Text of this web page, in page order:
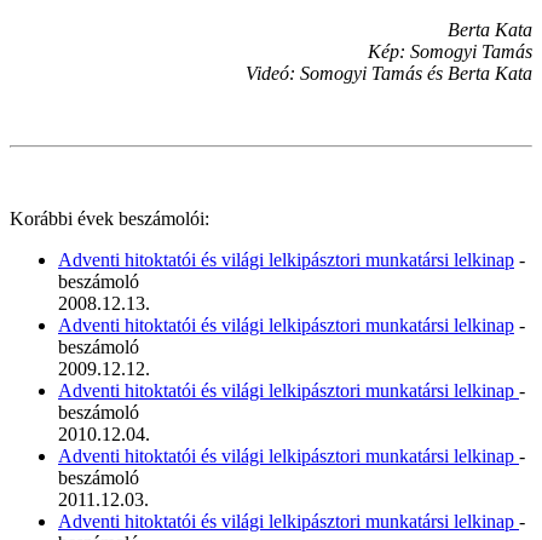
Berta Kata
Kép: Somogyi Tamás
Videó: Somogyi Tamás és Berta Kata
Korábbi évek beszámolói:
Adventi hitoktatói és világi lelkipásztori munkatársi lelkinap -
beszámoló
2008.12.13.
Adventi hitoktatói és világi lelkipásztori munkatársi lelkinap -
beszámoló
2009.12.12.
Adventi hitoktatói és világi lelkipásztori munkatársi lelkinap -
beszámoló
2010.12.04.
Adventi hitoktatói és világi lelkipásztori munkatársi lelkinap -
beszámoló
2011.12.03.
Adventi hitoktatói és világi lelkipásztori munkatársi lelkinap -